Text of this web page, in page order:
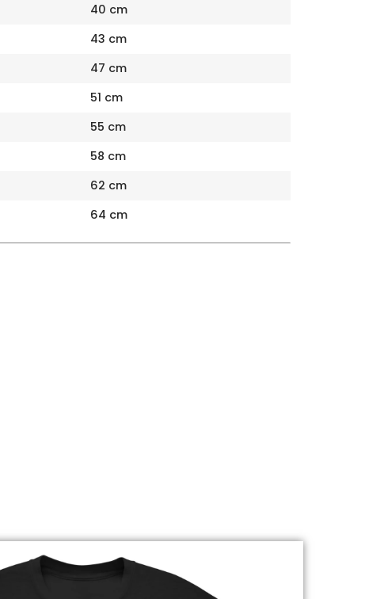
40 cm
43 cm
47 cm
51 cm
55 cm
58 cm
62 cm
64 cm